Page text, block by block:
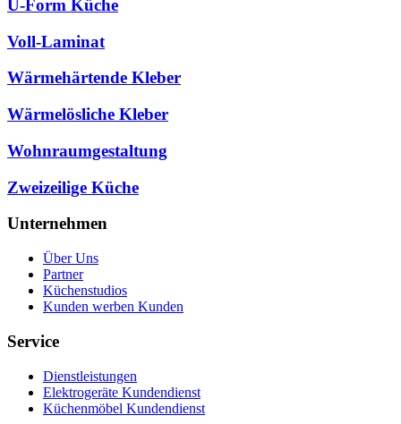
U-Form Küche
Voll-Laminat
Wärmehärtende Kleber
Wärmelösliche Kleber
Wohnraumgestaltung
Zweizeilige Küche
Unternehmen
Über Uns
Partner
Küchenstudios
Kunden werben Kunden
Service
Dienstleistungen
Elektrogeräte Kundendienst
Küchenmöbel Kundendienst